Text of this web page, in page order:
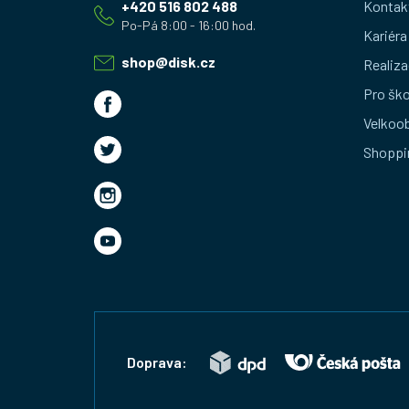
shop@disk.cz
+420 516 802 488
Kariéra
Pro
Doprava: